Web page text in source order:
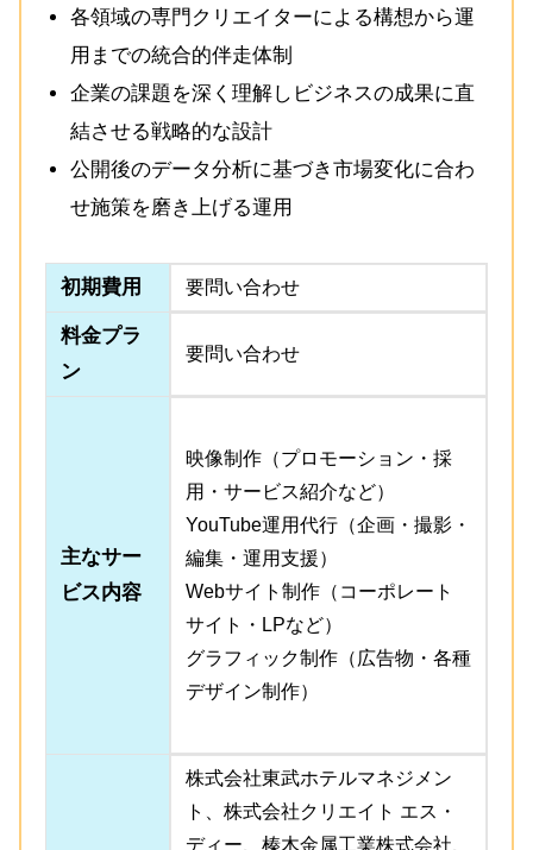
各領域の専門クリエイターによる構想から運
用までの統合的伴走体制
企業の課題を深く理解しビジネスの成果に直
結させる戦略的な設計
公開後のデータ分析に基づき市場変化に合わ
せ施策を磨き上げる運用
初期費用 要問い合わせ
料金プラ
ン
要問い合わせ
主なサー
ビス内容
映像制作（プロモーション・採
用・サービス紹介など）
YouTube運用代行（企画・撮影・
編集・運用支援）
Webサイト制作（コーポレート
サイト・LPなど）
グラフィック制作（広告物・各種
デザイン制作）
株式会社東武ホテルマネジメン
ト、株式会社クリエイト エス・
ディー、榛木金属工業株式会社、